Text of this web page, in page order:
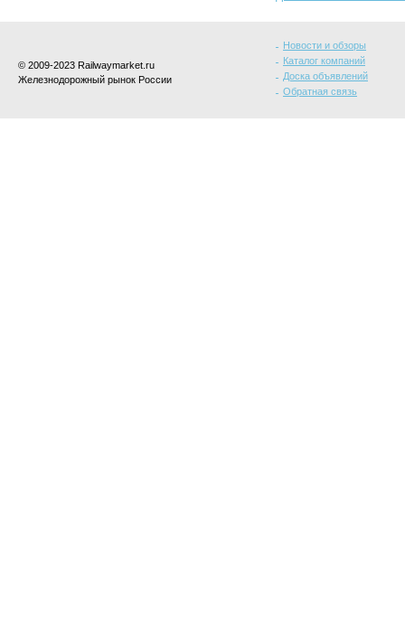
© 2009-2023 Railwaymarket.ru
Железнодорожный рынок России
Новости и обзоры
Каталог компаний
Доска объявлений
Обратная связь